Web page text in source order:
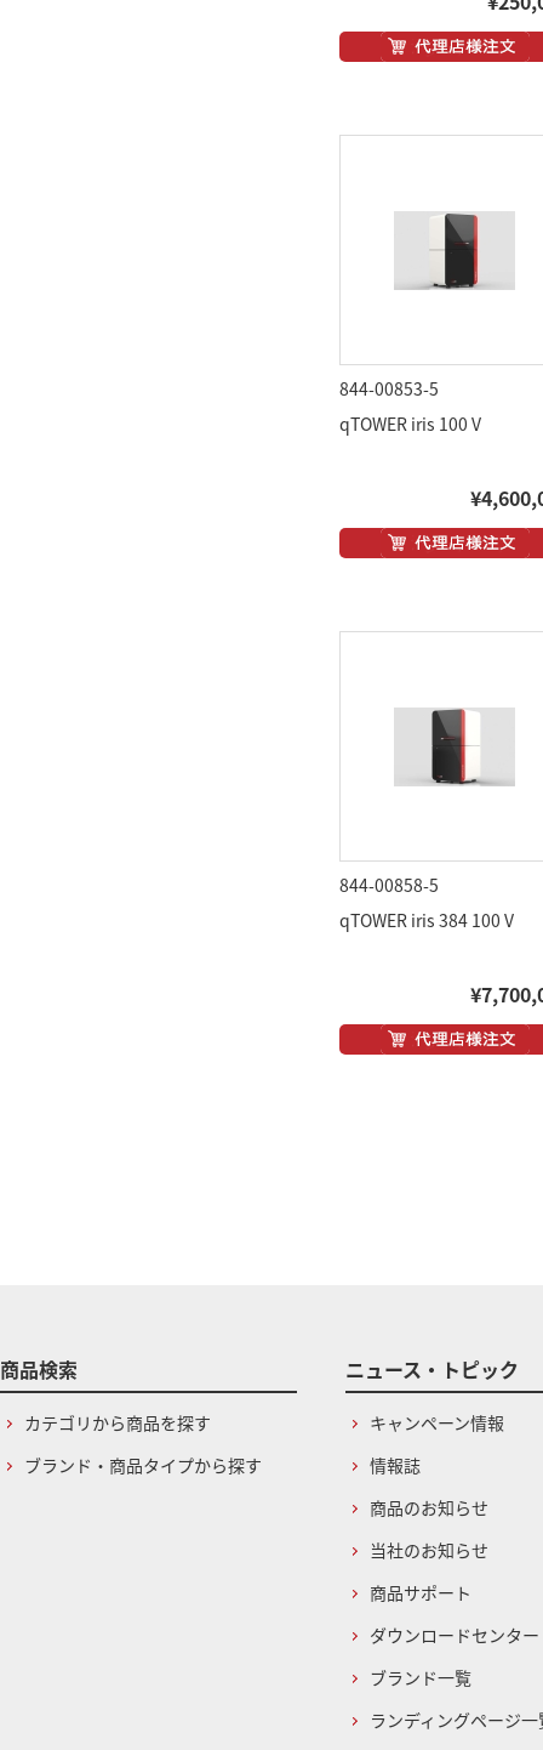
844-00853-5
qTOWER iris 100 V
844-00858-5
qTOWER iris 384 100 V
商品検索
カテゴリから商品を探す
ブランド・商品タイプから探す
ニュース・トピック
キャンペーン情報
情報誌
商品のお知らせ
当社のお知らせ
商品サポート
ダウンロードセンター
ブランド一覧
ランディングページ一